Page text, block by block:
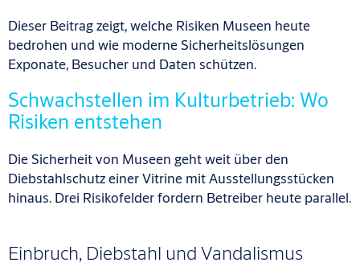
Dieser Beitrag zeigt, welche Risiken Museen heute
bedrohen und wie moderne Sicherheitslösungen
Exponate, Besucher und Daten schützen.
Schwachstellen im Kulturbetrieb: Wo
Risiken entstehen
Die Sicherheit von Museen geht weit über den
Diebstahlschutz einer Vitrine mit Ausstellungsstücken
hinaus. Drei Risikofelder fordern Betreiber heute parallel.
Einbruch, Diebstahl und Vandalismus